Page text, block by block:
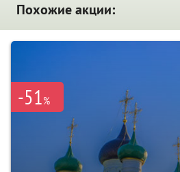
Похожие акции:
-51%